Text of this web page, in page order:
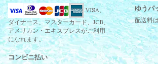
VISA、
ダイナース、マスターカード、JCB、
アメリカン・エキスプレスがご利用
になれます。
コンビニ払い
ゆうパ
配送料